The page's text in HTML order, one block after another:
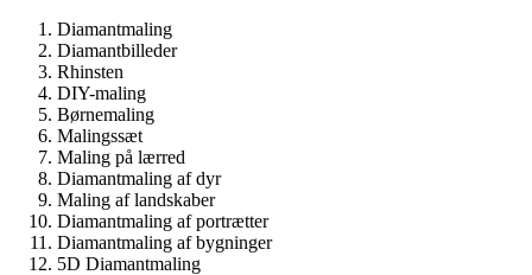
Diamantmaling
Diamantbilleder
Rhinsten
DIY-maling
Børnemaling
Malingssæt
Maling på lærred
Diamantmaling af dyr
Maling af landskaber
Diamantmaling af portrætter
Diamantmaling af bygninger
5D Diamantmaling